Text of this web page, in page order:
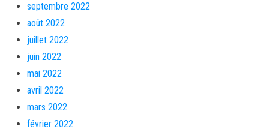
septembre 2022
août 2022
juillet 2022
juin 2022
mai 2022
avril 2022
mars 2022
février 2022